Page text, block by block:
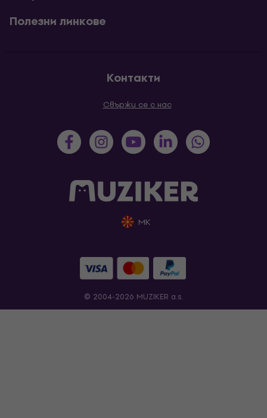
Полезни линкове
Контакти
Свържи се с нас
MK
© 2004-2026 MUZIKER a.s.